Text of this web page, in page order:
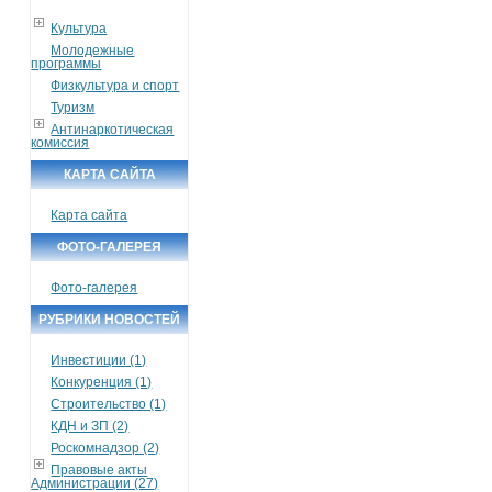
Культура
Молодежные
программы
Физкультура и спорт
Туризм
Антинаркотическая
комиссия
КАРТА САЙТА
Карта сайта
ФОТО-ГАЛЕРЕЯ
Фото-галерея
РУБРИКИ НОВОСТЕЙ
Инвестиции (1)
Конкуренция (1)
Строительство (1)
КДН и ЗП (2)
Роскомнадзор (2)
Правовые акты
Администрации (27)